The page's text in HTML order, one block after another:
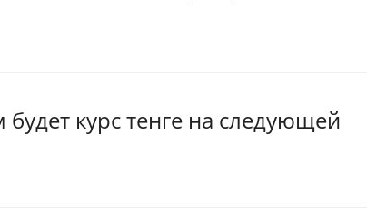
курс тенге на следующей